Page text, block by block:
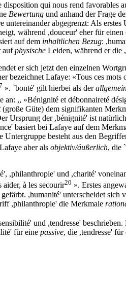
qui nous rend favorables
Bewertung und anhand der Frage
untereinander abgegrenzt: Als
während ,douceur' eher für
auf dem inhaltlichen Bezug:
aufphysische Leiden, während er die
er sich jetzt den einzelnen
bezeichnet Lafaye: «Tous ces
». `bonté' gilt hierbei als der
,, »Bénignité et débonnaireté
(große Güte) dem signifikanten
Ursprung der ,bénignité' ist
basiert bei Lafaye auf dem
besteht aus den
aber als objektiv/äußerlich, die
,philanthropie' und ,charité'
aider, à les secourir20 ». Erstes
,humanité' unterscheidet sich
,philanthropie' die Merkmale
und ,tendresse'
für eine passive, die ,tendresse' für